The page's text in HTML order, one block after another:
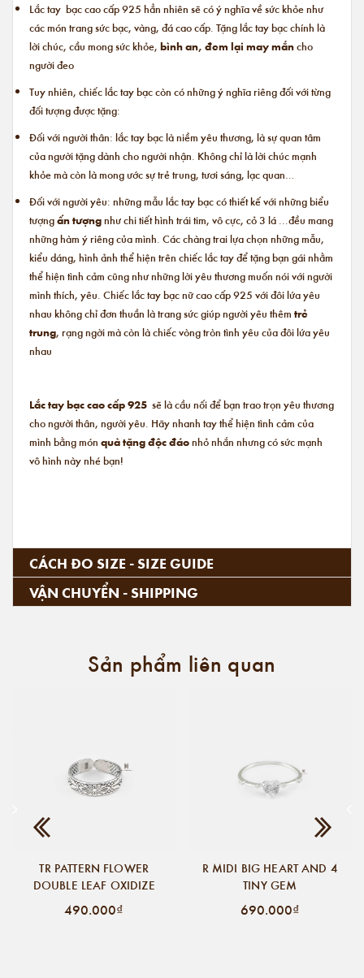
Lắc tay bạc cao cấp 925 hẳn nhiên sẽ có ý nghĩa về sức khỏe như
các món trang sức bạc, vàng, đá cao cấp. Tặng lắc tay bạc chính là
lời chúc, cầu mong sức khỏe, bình an, đem lại may mắncho
người đeo
Tuy nhiên, chiếc lắc tay bạc còn có những ý nghĩa riêng đối với từng
đối tượng được tặng:
Đối với người thân: lắc tay bạc là niềm yêu thương, là sự quan tâm
của người tặng dành cho người nhận. Không chỉ là lời chúc mạnh
khỏe mà còn là mong ước sự trẻ trung, tươi sáng, lạc quan…
Đối với người yêu: những mẫu lắc tay bạc có thiết kế với những biểu
tượngấn tượngnhư chi tiết hình trái tim, vô cực, cỏ 3 lá ...đều mang
những hàm ý riêng của mình. Các chàng trai lựa chọn những mẫu,
kiểu dáng, hình ảnh thể hiện trên chiếc lắc tay để tặng bạn gái nhằm
thể hiện tình cảm cũng như những lời yêu thương muốn nói với người
mình thích, yêu. Chiếclắc tay bạc nữ cao cấp925 với đôi lứa yêu
nhau không chỉ đơn thuần là trang sức giúp người yêu thêm trẻ
trung, rạng ngời mà còn là chiếc vòng tròn tình yêu của đôi lứa yêu
nhau
Lắc tay bạc cao cấp 925 sẽ là cầu nối để bạn trao trọn yêu thương
cho người thân, người yêu. Hãy nhanh tay thể hiện tình cảm của
mình bằng món quà tặng độc đáonhỏ nhắn nhưng có sức mạnh
vô hình này nhé bạn!
CÁCH ĐO SIZE - SIZE GUIDE
VẬN CHUYỂN - SHIPPING
Sản phẩm liên quan
TR PATTERN FLOWER
DOUBLE LEAF OXIDIZE
490.000₫
R MIDI BIG HEART AND 4
TINY GEM
690.000₫